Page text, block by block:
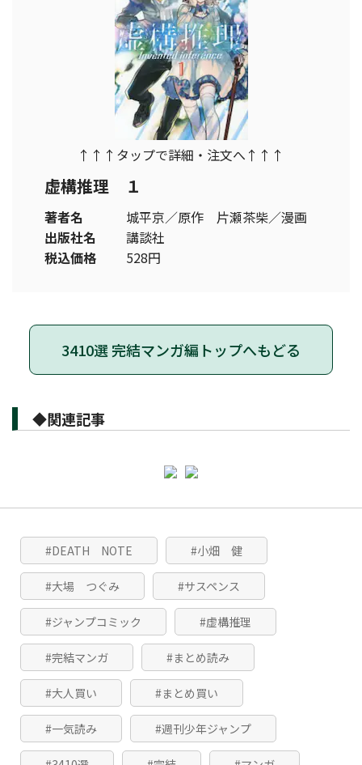
↑↑↑タップで詳細・注文へ↑↑↑
虚構推理 １
著者名
城平京／原作 片瀬茶柴／漫画
出版社名
講談社
税込価格
528円
3410選 完結マンガ編トップへもどる
◆関連記事
#DEATH NOTE #小畑 健
#大場 つぐみ #サスペンス
#ジャンプコミック #虚構推理
#完結マンガ #まとめ読み
#大人買い #まとめ買い
#一気読み #週刊少年ジャンプ